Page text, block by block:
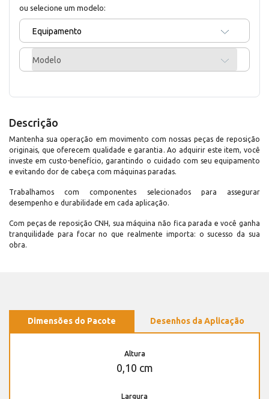
ou selecione um modelo:
Equipamento
Modelo
Descrição
Mantenha sua operação em movimento com nossas peças de reposição
originais, que oferecem qualidade e garantia. Ao adquirir este item, você
investe em custo-benefício, garantindo o cuidado com seu equipamento
e evitando dor de cabeça com máquinas paradas.
Trabalhamos com componentes selecionados para assegurar
desempenho e durabilidade em cada aplicação.
Com peças de reposição CNH, sua máquina não fica parada e você ganha
tranquilidade para focar no que realmente importa: o sucesso da sua
obra.
Dimensões do Pacote Desenhos da Aplicação
Altura
0,10 cm
Largura